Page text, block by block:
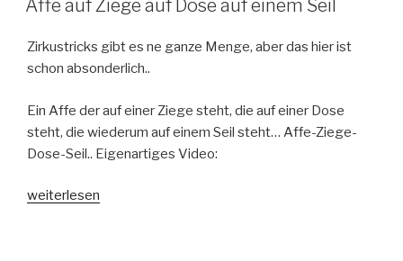
Affe auf Ziege auf Dose auf einem Seil
Zirkustricks gibt es ne ganze Menge, aber das hier ist
schon absonderlich..
Ein Affe der auf einer Ziege steht, die auf einer Dose
steht, die wiederum auf einem Seil steht… Affe-Ziege-
Dose-Seil.. Eigenartiges Video:
„Affe
weiterlesen